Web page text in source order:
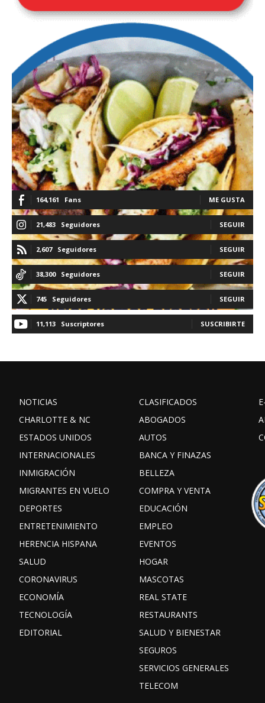
164,161 Fans ME GUSTA
21,483 Seguidores SEGUIR
2,607 Seguidores SEGUIR
38,300 Seguidores SEGUIR
745 Seguidores SEGUIR
11,113 Suscriptores SUSCRIBIRTE
NOTICIAS
CHARLOTTE & NC
ESTADOS UNIDOS
INTERNACIONALES
INMIGRACIÓN
MIGRANTES EN VUELO
DEPORTES
ENTRETENIMIENTO
HERENCIA HISPANA
SALUD
CORONAVIRUS
ECONOMÍA
TECNOLOGÍA
EDITORIAL
CLASIFICADOS
ABOGADOS
AUTOS
BANCA Y FINAZAS
BELLEZA
COMPRA Y VENTA
EDUCACIÓN
EMPLEO
EVENTOS
HOGAR
MASCOTAS
REAL STATE
RESTAURANTS
SALUD Y BIENESTAR
SEGUROS
SERVICIOS GENERALES
TELECOM